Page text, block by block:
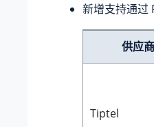
新增支持通过
供应商
Tiptel